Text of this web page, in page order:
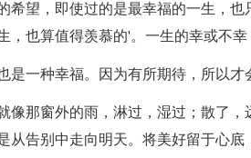
希望，即使过的是最幸福的一生，也
，也算值得羡慕的'。一生的幸或不幸
是一种幸福。因为有所期待，所以才
像那窗外的雨，淋过，湿过；散了
从告别中走向明天。将美好留于心